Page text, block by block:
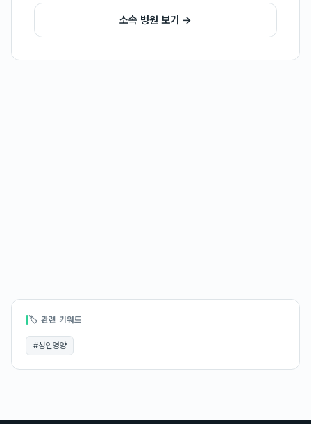
소속 병원 보기 →
🏷 관련 키워드
#성인영양